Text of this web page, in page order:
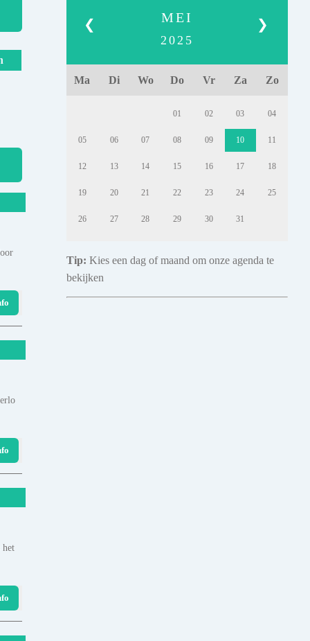
het
❮ ❯
MEI
2025
Ma Di Wo Do Vr Za Zo
01 02 03 04
05 06 07 08 09 10 11
12 13 14 15 16 17 18
19 20 21 22 23 24 25
26 27 28 29 30 31
Tip: Kies een dag of maand om onze agenda te
bekijken